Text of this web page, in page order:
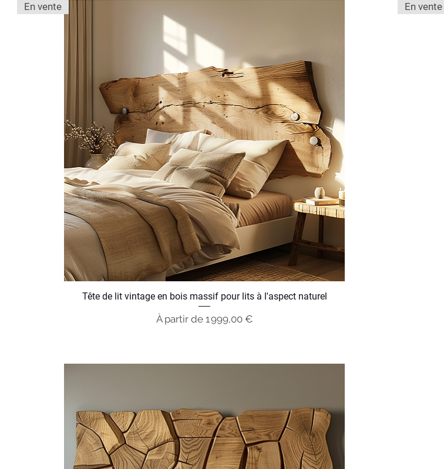
En vente
Tête de lit vintage en bois massif pour lits à l'aspect naturel
À partir de 1 999,00 €
Prix promotionnel
En vente